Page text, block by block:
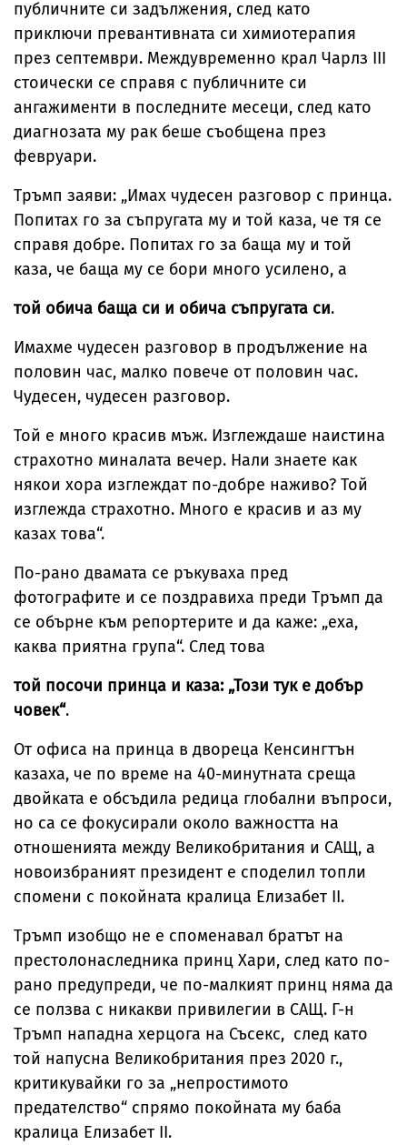
публичните си задължения, след като
приключи превантивната си химиотерапия
през септември. Междувременно крал Чарлз III
стоически се справя с публичните си
ангажименти в последните месеци, след като
диагнозата му рак беше съобщена през
февруари.
Тръмп заяви: „Имах чудесен разговор с принца.
Попитах го за съпругата му и той каза, че тя се
справя добре. Попитах го за баща му и той
каза, че баща му се бори много усилено, а
той обича баща си и обича съпругата си.
Имахме чудесен разговор в продължение на
половин час, малко повече от половин час.
Чудесен, чудесен разговор.
Той е много красив мъж. Изглеждаше наистина
страхотно миналата вечер. Нали знаете как
някои хора изглеждат по-добре наживо? Той
изглежда страхотно. Много е красив и аз му
казах това“.
По-рано двамата се ръкуваха пред
фотографите и се поздравиха преди Тръмп да
се обърне към репортерите и да каже: „еха,
каква приятна група“. След това
той посочи принца и каза: „Този тук е добър
човек“.
От офиса на принца в двореца Кенсингтън
казаха, че по време на 40-минутната среща
двойката е обсъдила редица глобални въпроси,
но са се фокусирали около важността на
отношенията между Великобритания и САЩ, а
новоизбраният президент е споделил топли
спомени с покойната кралица Елизабет II.
Тръмп изобщо не е споменавал братът на
престолонаследника принц Хари, след като по-
рано предупреди, че по-малкият принц няма да
се ползва с никакви привилегии в САЩ. Г-н
Тръмп нападна херцога на Съсекс, след като
той напусна Великобритания през 2020 г.,
критикувайки го за „непростимото
предателство“ спрямо покойната му баба
кралица Елизабет II.